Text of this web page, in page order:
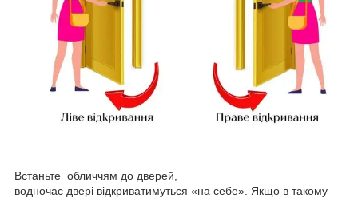
Встаньте обличчям до дверей,
водночас двері відкриватимуться «на себе». Якщо в такому